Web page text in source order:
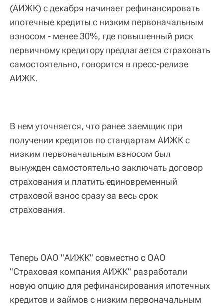
(АИЖК) с декабря начинает рефинансировать
ипотечные кредиты с низким первоначальным
взносом - менее 30%, где повышенный риск
первичному кредитору предлагается страховать
самостоятельно, говорится в пресс-релизе
АИЖК.
В нем уточняется, что ранее заемщик при
получении кредитов по стандартам АИЖК с
низким первоначальным взносом был
вынужден самостоятельно заключать договор
страхования и платить единовременный
страховой взнос сразу за весь срок
страхования.
Теперь ОАО "АИЖК" совместно с ОАО
"Страховая компания АИЖК" разработали
новую опцию для рефинансирования ипотечных
кредитов и займов с низким первоначальным